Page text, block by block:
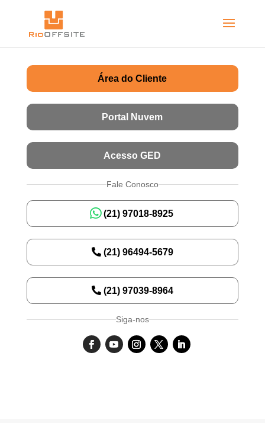
Área do Cliente
Portal Nuvem
Acesso GED
Fale Conosco
(21) 97018-8925
(21) 96494-5679
(21) 97039-8964
Siga-nos